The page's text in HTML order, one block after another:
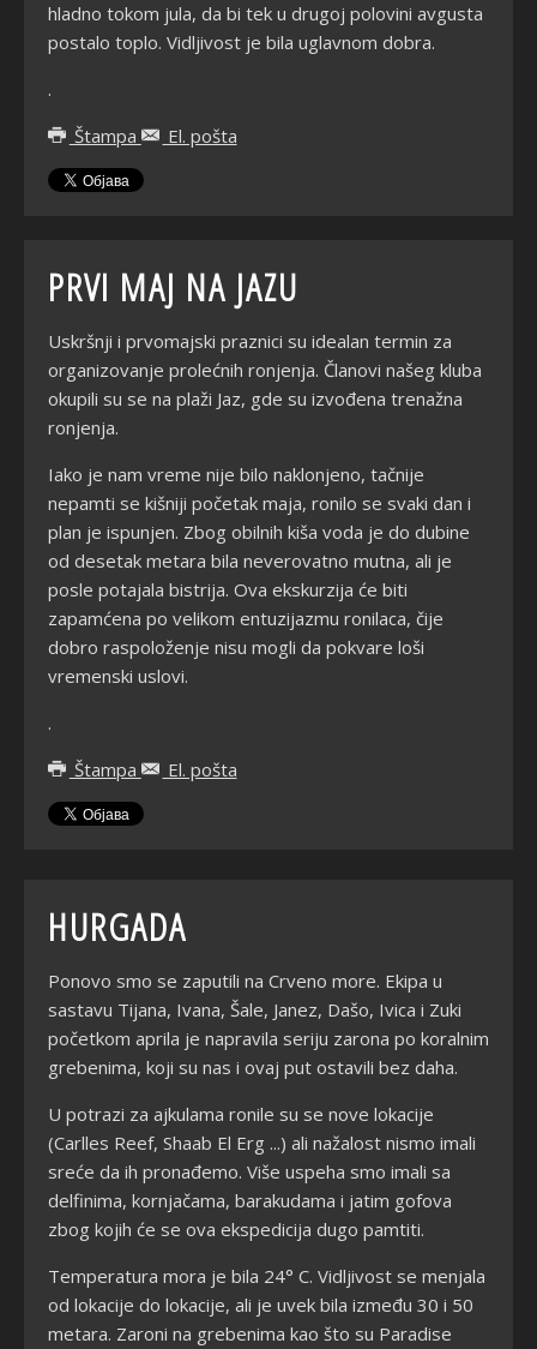
hladno tokom jula, da bi tek u drugoj polovini avgusta
postalo toplo. Vidljivost je bila uglavnom dobra.
.
Štampa
El. pošta
PRVI MAJ NA JAZU
Uskršnji i prvomajski praznici su idealan termin za
organizovanje prolećnih ronjenja. Članovi našeg kluba
okupili su se na plaži Jaz, gde su izvođena trenažna
ronjenja.
Iako je nam vreme nije bilo naklonjeno, tačnije
nepamti se kišniji početak maja, ronilo se svaki dan i
plan je ispunjen. Zbog obilnih kiša voda je do dubine
od desetak metara bila neverovatno mutna, ali je
posle potajala bistrija. Ova ekskurzija će biti
zapamćena po velikom entuzijazmu ronilaca, čije
dobro raspoloženje nisu mogli da pokvare loši
vremenski uslovi.
.
Štampa
El. pošta
HURGADA
Ponovo smo se zaputili na Crveno more. Ekipa u
sastavu Tijana, Ivana, Šale, Janez, Dašo, Ivica i Zuki
početkom aprila je napravila seriju zarona po koralnim
grebenima, koji su nas i ovaj put ostavili bez daha.
U potrazi za ajkulama ronile su se nove lokacije
(Carlles Reef, Shaab El Erg ...) ali nažalost nismo imali
sreće da ih pronađemo. Više uspeha smo imali sa
delfinima, kornjačama, barakudama i jatim gofova
zbog kojih će se ova ekspedicija dugo pamtiti.
Temperatura mora je bila 24° C. Vidljivost se menjala
od lokacije do lokacije, ali je uvek bila između 30 i 50
metara. Zaroni na grebenima kao što su Paradise